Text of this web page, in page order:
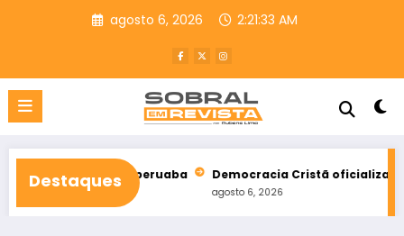
agosto 6, 2026 2:21:34 AM
Destaques
de Taperuaba Democracia Cristã oficializa apoio a Ciro
agosto 6, 2026